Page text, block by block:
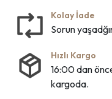
Kolay İade
Sorun
Hızlı Kargo
16:00 dan
kargoda.